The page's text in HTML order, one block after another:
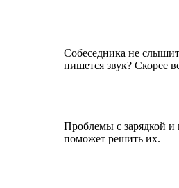
Собеседника не
пишется звук? Скорее
Проблемы с зарядкой
поможет решить их.